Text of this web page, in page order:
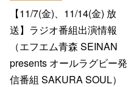
【11/7(金)、11/14(金) 放
送】ラジオ番組出演情報
（エフエム青森 SEINAN
presents オールラグビー発
信番組 SAKURA SOUL）